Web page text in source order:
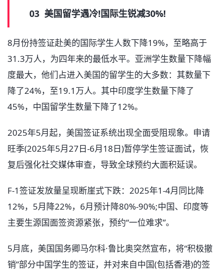
03 美国留学遇冷!国际生锐减30%!
8月份持签证赴美的国际学生人数下降19%，至略高于
31.3万人，为四年来的最低水平。亚洲学生数量下降幅
度最大，他们占进入美国的留学生的大多数：其数量下
降了24%，至19.1万人。其中印度学生数量下降了
45%，中国留学生数量下降了12%。
2025年5月起，美国签证系统出现全面受阻现象。申请
旺季(2025年5月27日-6月18日)暂停学生签证面试，恢
复后强化社交媒体审查，导致全球预约大面积延误。
F-1签证发放量呈现断崖式下跌：2025年1-4月同比降
12%，5月降22%，6月预计降80%-90%;中国、印度等
主要生源国面签资源紧张，预约“一位难求”。
5月底，美国国务卿马尔科·鲁比奥突然宣布，将“积极撤
销”部分中国学生的签证，并对来自中国(包括香港)的签